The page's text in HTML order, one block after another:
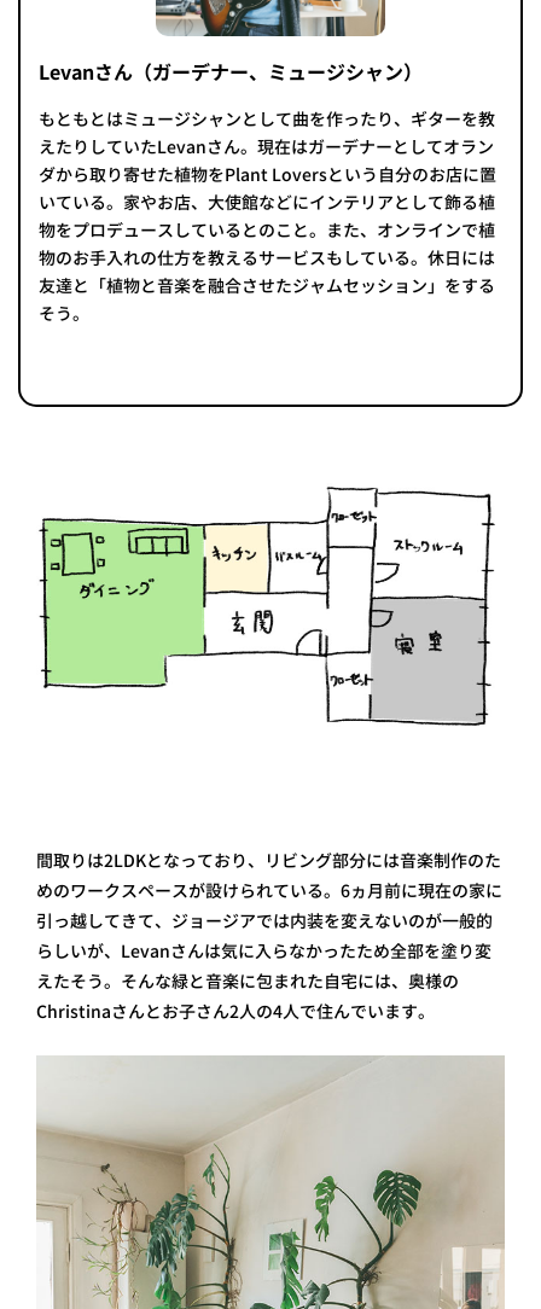
Levanさん（ガーデナー、ミュージシャン）
もともとはミュージシャンとして曲を作ったり、ギターを教
えたりしていたLevanさん。現在はガーデナーとしてオラン
ダから取り寄せた植物をPlant Loversという自分のお店に置
いている。家やお店、大使館などにインテリアとして飾る植
物をプロデュースしているとのこと。また、オンラインで植
物のお手入れの仕方を教えるサービスもしている。休日には
友達と「植物と音楽を融合させたジャムセッション」をする
そう。
間取りは2LDKとなっており、リビング部分には音楽制作のた
めのワークスペースが設けられている。6ヵ月前に現在の家に
引っ越してきて、ジョージアでは内装を変えないのが一般的
らしいが、Levanさんは気に入らなかったため全部を塗り変
えたそう。そんな緑と音楽に包まれた自宅には、奥様の
Christinaさんとお子さん2人の4人で住んでいます。